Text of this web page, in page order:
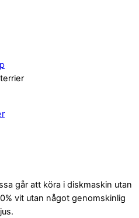
går att köra i diskmaskin utan
vit utan något genomskinlig